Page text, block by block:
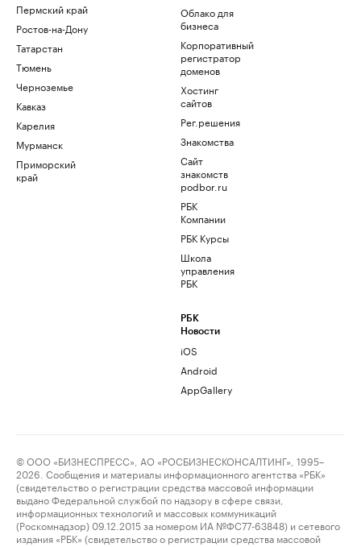
Пермский край
Ростов-на-Дону
Татарстан
Тюмень
Черноземье
Кавказ
Карелия
Мурманск
Приморский
край
Облако для
бизнеса
Корпоративный
регистратор
доменов
Хостинг
сайтов
Рег.решения
Знакомства
Сайт
знакомств
podbor.ru
РБК
Компании
РБК Курсы
Школа
управления
РБК
РБК
Новости
iOS
Android
AppGallery
© ООО «БИЗНЕСПРЕСС», АО «РОСБИЗНЕСКОНСАЛТИНГ», 1995–
2026. Сообщения и материалы информационного агентства «РБК»
(свидетельство о регистрации средства массовой информации
выдано Федеральной службой по надзору в сфере связи,
информационных технологий и массовых коммуникаций
(Роскомнадзор) 09.12.2015 за номером ИА №ФС77-63848) и сетевого
издания «РБК» (свидетельство о регистрации средства массовой